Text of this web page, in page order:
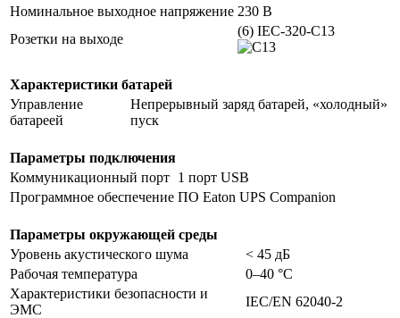
Номинальное выходное напряжение 230 В
Розетки на выходе
(6) IEC-320-C13
Характеристики батарей
Управление
батареей
Непрерывный заряд батарей, «холодный»
пуск
Параметры подключения
Коммуникационный порт 1 порт USB
Программное обеспечение ПО Eaton UPS Companion
Параметры окружающей среды
Уровень акустического шума
< 45 дБ
Рабочая температура
0–40 °С
Характеристики безопасности и
ЭМС
IEC/EN 62040-2